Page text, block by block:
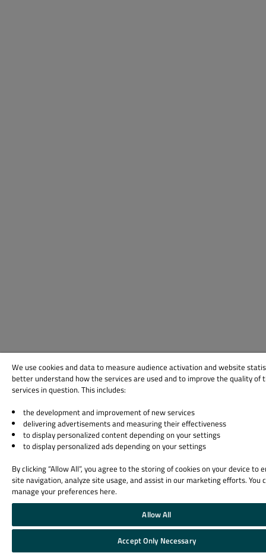
We use cookies and data to measure audience activation and website
better understand how the services are used and to improve the quality of
services in question. This includes:
the development and improvement of new services
delivering advertisements and measuring their effectiveness
to display personalized content depending on your settings
to display personalized ads depending on your settings
By clicking “Allow All”, you agree to the storing of cookies on your device to
site navigation, analyze site usage, and assist in our marketing efforts. You
manage your preferences here.
Allow All
Accept Only Necessary